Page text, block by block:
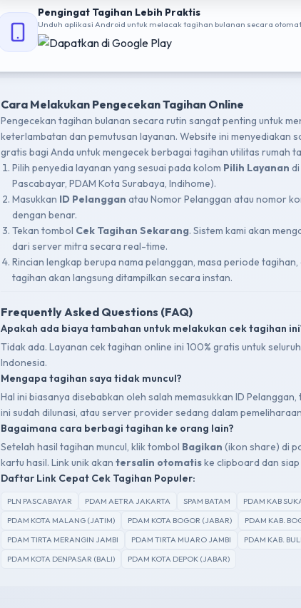
Pengingat Tagihan Lebih Praktis
Unduh aplikasi Android untuk melacak tagihan bulanan secara
Cara Melakukan Pengecekan Tagihan Online
Pengecekan tagihan bulanan secara rutin sangat penting untuk
keterlambatan dan pemutusan layanan. Website ini menyediakan
gratis bagi Anda untuk mengecek berbagai tagihan utilitas rumah
Pilih penyedia layanan yang sesuai pada kolom Pilih Layanan
Pascabayar, PDAM Kota Surabaya, Indihome).
Masukkan ID Pelanggan atau Nomor Pelanggan atau nomor
dengan benar.
Tekan tombol Cek Tagihan Sekarang. Sistem kami akan
dari server mitra secara real-time.
Rincian lengkap berupa nama pelanggan, masa periode
tagihan akan langsung ditampilkan secara instan.
Frequently Asked Questions (FAQ)
Apakah ada biaya tambahan untuk melakukan cek tagihan
Tidak ada. Layanan cek tagihan online ini 100% gratis untuk
Indonesia.
Mengapa tagihan saya tidak muncul?
Hal ini biasanya disebabkan oleh salah memasukkan ID Pelanggan,
ini sudah dilunasi, atau server provider sedang dalam
Bagaimana cara berbagi tagihan ke orang lain?
Setelah hasil tagihan muncul, klik tombol Bagikan (ikon share) di
kartu hasil. Link unik akan tersalin otomatiske clipboard dan
Daftar Link Cepat Cek Tagihan Populer:
PLN PASCABAYAR PDAM AETRA JAKARTA SPAM BATAM
PDAM KAB
PDAM KOTA MALANG (JATIM)
PDAM KOTA BOGOR (JABAR)
PDAM KAB.
PDAM TIRTA MERANGIN JAMBI
PDAM TIRTA MUARO JAMBI
PDAM KAB.
PDAM KOTA DENPASAR (BALI)
PDAM KOTA DEPOK (JABAR)